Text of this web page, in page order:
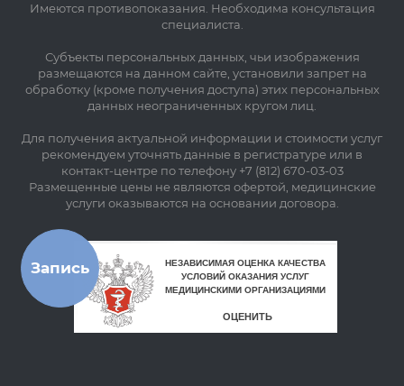
Имеются противопоказания. Необходима консультация
специалиста.
Субъекты персональных данных, чьи изображения
размещаются на данном сайте, установили запрет на
обработку (кроме получения доступа) этих персональных
данных неограниченных кругом лиц.
Для получения актуальной информации и стоимости услуг
рекомендуем уточнять данные в регистратуре или в
контакт-центре по телефону +7 (812) 670-03-03
Размещенные цены не являются офертой, медицинские
услуги оказываются на основании договора.
Запись